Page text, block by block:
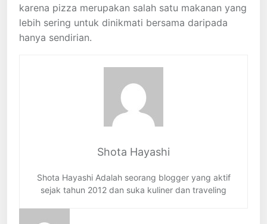
karena pizza merupakan salah satu makanan yang
lebih sering untuk dinikmati bersama daripada
hanya sendirian.
Shota Hayashi
Shota Hayashi Adalah seorang blogger yang aktif
sejak tahun 2012 dan suka kuliner dan traveling